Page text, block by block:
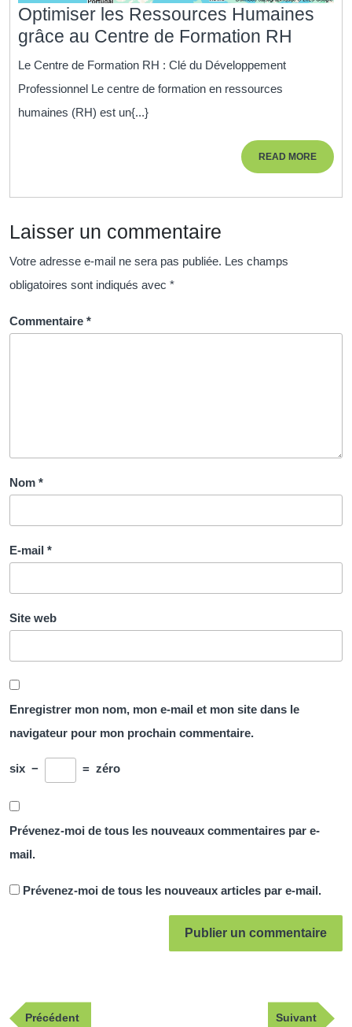
Optimiser les Ressources Humaines
grâce au Centre de Formation RH
au
Centre
Le Centre de Formation RH : Clé du Développement
Professionnel Le centre de formation en ressources
humaines (RH) est un{...}
READ MOREREAD
MORE
Laisser un commentaire
Votre adresse e-mail ne sera pas publiée. Les champs
obligatoires sont indiqués avec *
Commentaire *
Nom *
E-mail *
Site web
Enregistrer mon nom, mon e-mail et mon site dans le
navigateur pour mon prochain commentaire.
six − = zéro
Prévenez-moi de tous les nouveaux commentaires par e-
mail.
Prévenez-moi de tous les nouveaux articles par e-mail.
Navigation
Publication
Précédent Article
Suivant